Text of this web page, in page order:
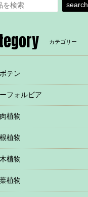
search
カテゴリー
テン
フォルビア
植物
植物
植物
植物